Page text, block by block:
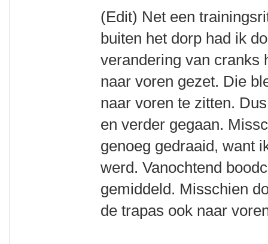
(Edit) Net een
buiten het dorp had ik
verandering van cranks
naar voren gezet. Die
naar voren te zitten.
en verder gegaan.
genoeg gedraaid, want
werd. Vanochtend
gemiddeld. Misschien
de trapas ook naar